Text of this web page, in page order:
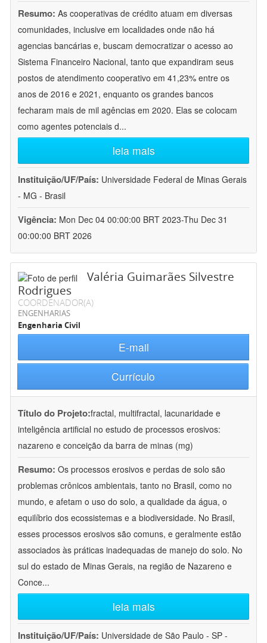
Resumo: As cooperativas de crédito atuam em diversas
comunidades, inclusive em localidades onde não há
agencias bancárias e, buscam democratizar o acesso ao
Sistema Financeiro Nacional, tanto que expandiram seus
postos de atendimento cooperativo em 41,23% entre os
anos de 2016 e 2021, enquanto os grandes bancos
fecharam mais de mil agências em 2020. Elas se colocam
como agentes potenciais d...
leia mais
Instituição/UF/País: Universidade Federal de Minas Gerais
- MG - Brasil
Vigência: Mon Dec 04 00:00:00 BRT 2023-Thu Dec 31
00:00:00 BRT 2026
Valéria Guimarães Silvestre
Rodrigues
COORDENADOR(A)
ENGENHARIAS
Engenharia Civil
E-mail
Currículo
Título do Projeto:fractal, multifractal, lacunaridade e
inteligência artificial no estudo de processos erosivos:
nazareno e conceição da barra de minas (mg)
Resumo: Os processos erosivos e perdas de solo são
problemas crônicos ambientais, tanto no Brasil, como no
mundo, e afetam o uso do solo, a qualidade da água, o
equilíbrio dos ecossistemas e a biodiversidade. No Brasil,
esses processos erosivos são comuns, e geralmente estão
associados às práticas inadequadas de manejo do solo. No
sul do estado de Minas Gerais, na região de Nazareno e
Conce...
leia mais
Instituição/UF/País: Universidade de São Paulo - SP -